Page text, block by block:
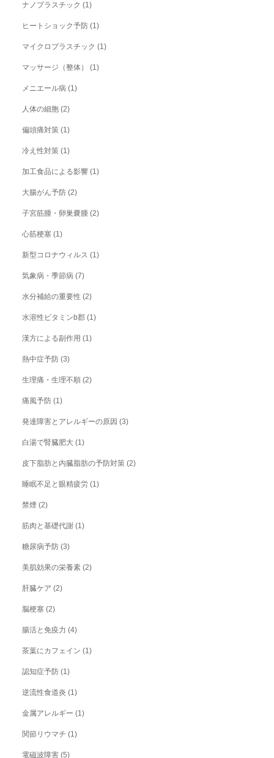
ナノプラスチック (1)
ヒートショック予防 (1)
マイクロプラスチック (1)
マッサージ（整体） (1)
メニエール病 (1)
人体の細胞 (2)
偏頭痛対策 (1)
冷え性対策 (1)
加工食品による影響 (1)
大腸がん予防 (2)
子宮筋腫・卵巣嚢腫 (2)
心筋梗塞 (1)
新型コロナウィルス (1)
気象病・季節病 (7)
水分補給の重要性 (2)
水溶性ビタミンb郡 (1)
漢方による副作用 (1)
熱中症予防 (3)
生理痛・生理不順 (2)
痛風予防 (1)
発達障害とアレルギーの原因 (3)
白湯で腎臓肥大 (1)
皮下脂肪と内臓脂肪の予防対策 (2)
睡眠不足と眼精疲労 (1)
禁煙 (2)
筋肉と基礎代謝 (1)
糖尿病予防 (3)
美肌効果の栄養素 (2)
肝臓ケア (2)
脳梗塞 (2)
腸活と免疫力 (4)
茶葉にカフェイン (1)
認知症予防 (1)
逆流性食道炎 (1)
金属アレルギー (1)
関節リウマチ (1)
電磁波障害 (5)